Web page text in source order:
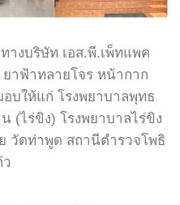
างบริษัท เอส.พี.เพ็ทแพค
าฟ้าทลายโจร หน้ากาก
บให้แก่ โรงพยาบาลพุทธ
(ไร่ขิง) โรงพยาบาลไร่ขิง
วัดท่าพูด สถานีตำรวจโพธิ
ว